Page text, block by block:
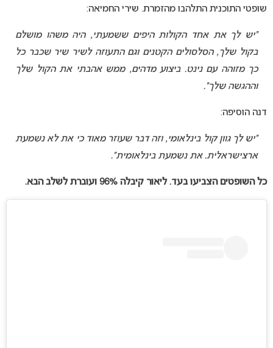
שופטי התוכנית התלהבו מהזמרת. שירי החמיאה:
“יש לך את אחד הקולות היפים ששמעתי, היה משהו מושלם
בקול שלך, הסלסולים הקטנים וגם התעוזה לשיר שיר שכבר כל
כך מזוהה עם נינט. ביצוע מדהים, ממש אהבתי את הקול שלך
וההגשה שלך”.
דנה הוסיפה:
“יש לך גוון קול בינלאומי, וזה דבר שעוזר מאוד כי את לא נשמעת
ארצישראלית. את נשמעת בינלאומית”.
כל השופטים הצביעו בעד. ליאור קיבלה 96% ועוברת לשלב הבא.